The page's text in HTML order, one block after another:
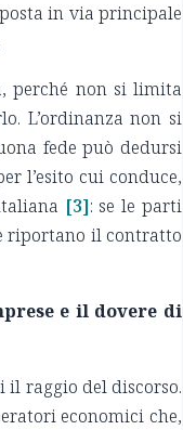
in via principale
perché non si limita
L’ordinanza non si
fede può dedursi
l’esito cui conduce,
[3]: se le parti
riportano il contratto
e il dovere di
raggio del discorso.
economici che,